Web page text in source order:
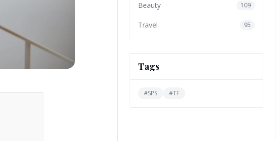
Beauty 109
Travel 95
Tags
#SPS #TF